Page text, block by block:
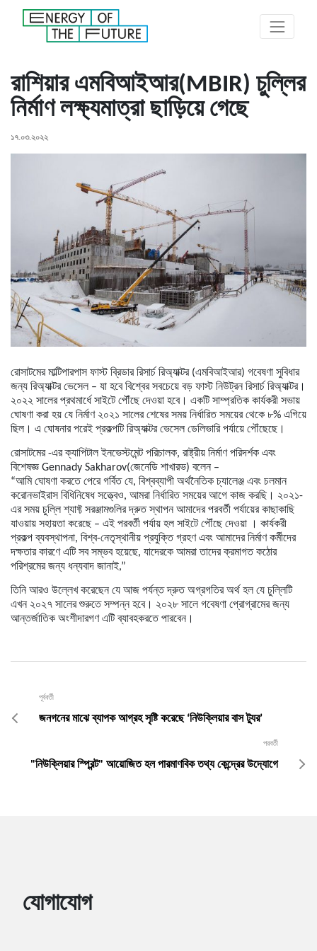
রাশিয়ার এমবিআইআর(MBIR) চুল্লির
নির্মাণ লক্ষ্যমাত্রা ছাড়িয়ে গেছে
১৭.০৩.২০২২
রোসাটমের মাল্টিপারপাস ফাস্ট ব্রিডার রিসার্চ রিঅ্যাক্টর (এমবিআইআর) গবেষণা সুবিধার
জন্য রিঅ্যাক্টর ভেসেল – যা হবে বিশ্বের সবচেয়ে বড় ফাস্ট নিউট্রন রিসার্চ রিঅ্যাক্টর।
২০২২ সালের প্রথমার্ধে সাইটে পৌঁছে দেওয়া হবে। একটি সাম্প্রতিক কার্যকরী সভায়
ঘোষণা করা হয় যে নির্মাণ ২০২১ সালের শেষের সময় নির্ধারিত সময়ের থেকে ৮% এগিয়ে
ছিল। এ ঘোষনার পরেই প্রকল্পটি রিঅ্যাক্টর ভেসেল ডেলিভারি পর্যায়ে পৌঁছেছে।
রোসাটমের -এর ক্যাপিটাল ইনভেস্টমেন্ট পরিচালক, রাষ্ট্রীয় নির্মাণ পরিদর্শক এবং
বিশেষজ্ঞ Gennady Sakharov(জেনেডি শাখারভ) বলেন –
“আমি ঘোষণা করতে পেরে গর্বিত যে, বিশ্বব্যাপী অর্থনৈতিক চ্যালেঞ্জ এবং চলমান
করোনভাইরাস বিধিনিষেধ সত্ত্বেও, আমরা নির্ধারিত সময়ের আগে কাজ করছি। ২০২১-
এর সময় চুল্লি শ্যাফ্ট সরঞ্জামগুলির দ্রুত স্থাপন আমাদের পরবর্তী পর্যায়ের কাছাকাছি
যাওয়ায় সহায়তা করেছে – এই পরবর্তী পর্যায় হল সাইটে পৌঁছে দেওয়া । কার্যকরী
প্রকল্প ব্যবস্থাপনা, বিশ্ব-নেতৃস্থানীয় প্রযুক্তি গ্রহণ এবং আমাদের নির্মাণ কর্মীদের
দক্ষতার কারণে এটি সব সম্ভব হয়েছে, যাদেরকে আমরা তাদের ক্রমাগত কঠোর
পরিশ্রমের জন্য ধন্যবাদ জানাই,”
তিনি আরও উল্লেখ করেছেন যে আজ পর্যন্ত দ্রুত অগ্রগতির অর্থ হল যে চুল্লিটি
এখন ২০২৭ সালের শুরুতে সম্পন্ন হবে। ২০২৮ সালে গবেষণা প্রোগ্রামের জন্য
আন্তর্জাতিক অংশীদারগণ এটি ব্যাবহকরতে পারবেন।
পূর্ববর্তী
জনগনের মাঝে ব্যাপক আগ্রহ সৃষ্টি করেছে ‘নিউক্লিয়ার বাস ট্যুর’
পরবর্তী
"নিউক্লিয়ার স্প্রিন্ট" আয়োজিত হল পারমাণবিক তথ্য কেন্দ্রের উদ্যোগে
যোগাযোগ